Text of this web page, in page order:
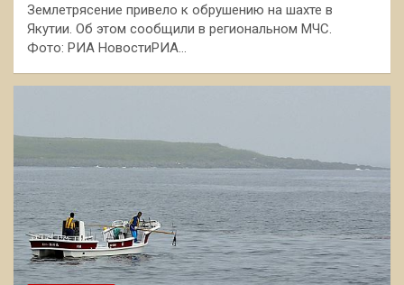
Землетрясение привело к обрушению на шахте в
Якутии. Об этом сообщили в региональном МЧС.
Фото: РИА НовостиРИА…